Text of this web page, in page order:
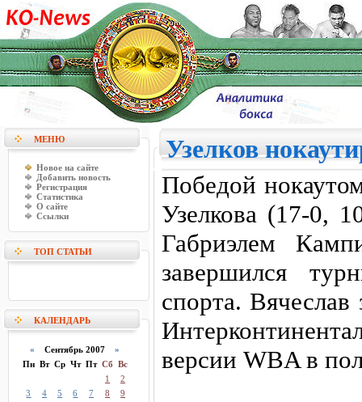
МЕНЮ
Новое на сайте
Добавить новость
Регистрация
Статистика
О сайте
Ссылки
ТОП СТАТЬИ
КАЛЕНДАРЬ
« Сентябрь 2007»
Пн Вт Ср Чт Пт Сб Вс
1
2
3
4 5 6 7 8
9
Узелков
Победой
Узелкова (17-0,
Габриэлем
завершился
спорта. Вячеслав
версии WBA в